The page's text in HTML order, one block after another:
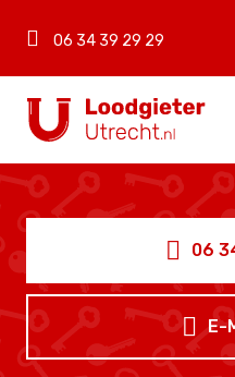
06 34 39 29 29
06
E-